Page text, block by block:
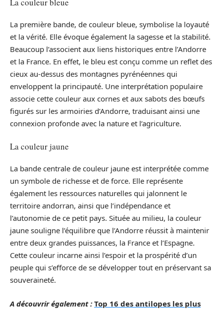
La première bande, de couleur bleue, symbolise la loyauté
et la vérité. Elle évoque également la sagesse et la stabilité.
Beaucoup l’associent aux liens historiques entre l’Andorre
et la France. En effet, le bleu est conçu comme un reflet des
cieux au-dessus des montagnes pyrénéennes qui
enveloppent la principauté. Une interprétation populaire
associe cette couleur aux cornes et aux sabots des bœufs
figurés sur les armoiries d’Andorre, traduisant ainsi une
connexion profonde avec la nature et l’agriculture.
La couleur jaune
La bande centrale de couleur jaune est interprétée comme
un symbole de richesse et de force. Elle représente
également les ressources naturelles qui jalonnent le
territoire andorran, ainsi que l’indépendance et
l’autonomie de ce petit pays. Située au milieu, la couleur
jaune souligne l’équilibre que l’Andorre réussit à maintenir
entre deux grandes puissances, la France et l’Espagne.
Cette couleur incarne ainsi l’espoir et la prospérité d’un
peuple qui s’efforce de se développer tout en préservant sa
souveraineté.
A découvrir également : Top 16 des antilopes les plus